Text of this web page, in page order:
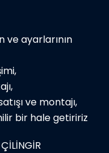
ve ayarlarının
ve montajı,
bir hale getiririz